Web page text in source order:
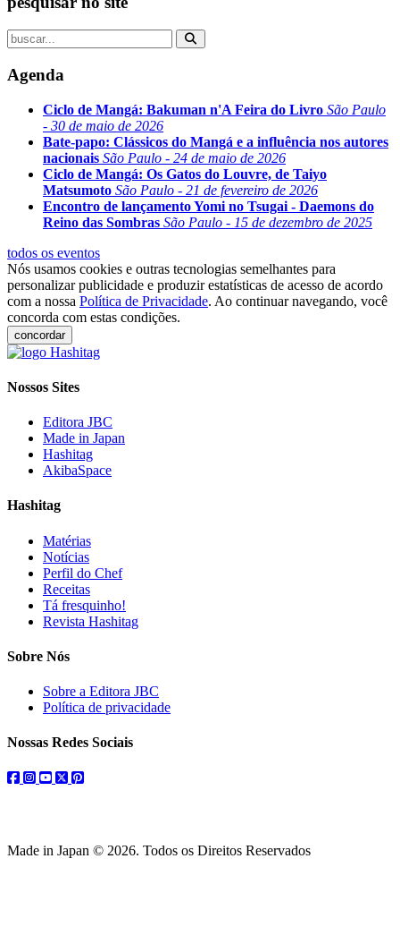
Agenda
Ciclo de Mangá: Bakuman n'A Feira do Livro São Paulo
- 30 de maio de 2026
Bate-papo: Clássicos do Mangá e a influência nos autores
nacionais São Paulo - 24 de maio de 2026
Ciclo de Mangá: Os Gatos do Louvre, de Taiyo
Matsumoto São Paulo - 21 de fevereiro de 2026
Encontro de lançamento Yomi no Tsugai - Daemons do
Reino das Sombras São Paulo - 15 de dezembro de 2025
todos os eventos
Nós usamos cookies e outras tecnologias semelhantes para
personalizar publicidade e produzir estatísticas de acesso de acordo
com a nossa Política de Privacidade. Ao continuar navegando, você
concorda com estas condições.
concordar
Nossos Sites
Editora JBC
Made in Japan
Hashitag
AkibaSpace
Hashitag
Matérias
Notícias
Perfil do Chef
Receitas
Tá fresquinho!
Revista Hashitag
Sobre Nós
Sobre a Editora JBC
Política de privacidade
Nossas Redes Sociais
facebook
instagram
youtube
twitterpinterest
Made in Japan © 2026. Todos os Direitos Reservados